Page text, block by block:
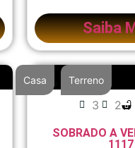
Saiba
Casa , Terreno
3 2
SOBRADO A
1117